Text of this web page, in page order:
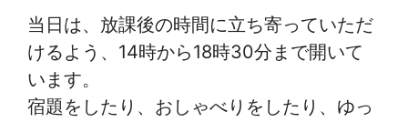
当日は、放課後の時間に立ち寄っていただ
けるよう、14時から18時30分まで開いて
います。
宿題をしたり、おしゃべりをしたり、ゆっ